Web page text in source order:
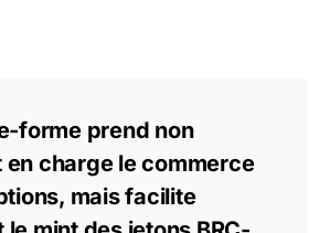
forme prend non
en charge le commerce
mais facilite